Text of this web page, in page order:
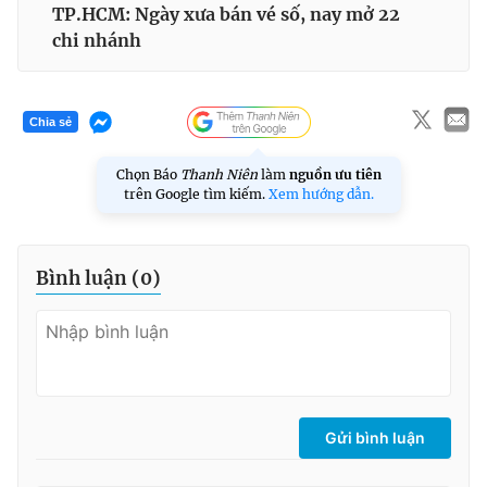
TP.HCM: Ngày xưa bán vé số, nay mở 22
chi nhánh
Chia sẻ
Chọn Báo Thanh Niên làm nguồn ưu tiên
trên Google tìm kiếm. Xem hướng dẫn.
Bình luận (0)
Gửi bình luận